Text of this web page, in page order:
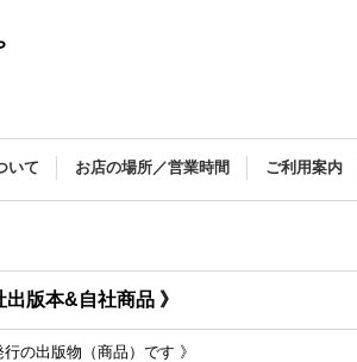
いて お店の場所／営業時間 ご利用案内
出版本&自社商品 》
行の出版物（商品）です 》